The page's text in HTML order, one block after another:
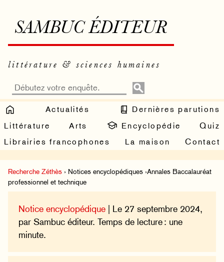
SAMBUC ÉDITEUR
littérature & sciences humaines
Actualités
Dernières parutions
Littérature
Arts Encyclopédie
Quiz
Librairies francophones
La maison Contact
Recherche Zéthès › Notices encyclopédiques ›Annales Baccalauréat
professionnel et technique
Notice encyclopédique | Le 27 septembre 2024,
par Sambuc éditeur. Temps de lecture : une
minute.